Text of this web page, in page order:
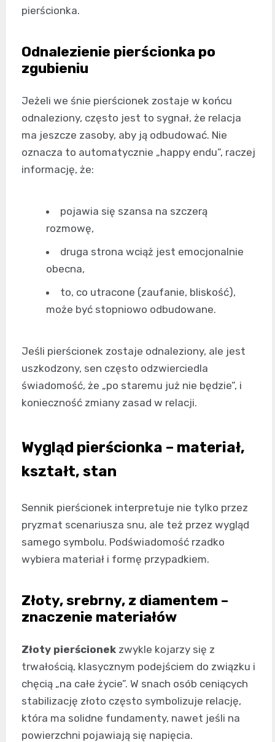
pierścionka.
Odnalezienie pierścionka po
zgubieniu
Jeżeli we śnie pierścionek zostaje w końcu
odnaleziony, często jest to sygnał, że relacja
ma jeszcze zasoby, aby ją odbudować. Nie
oznacza to automatycznie „happy endu”, raczej
informację, że:
pojawia się szansa na szczerą
rozmowę,
druga strona wciąż jest emocjonalnie
obecna,
to, co utracone (zaufanie, bliskość),
może być stopniowo odbudowane.
Jeśli pierścionek zostaje odnaleziony, ale jest
uszkodzony, sen często odzwierciedla
świadomość, że „po staremu już nie będzie”, i
konieczność zmiany zasad w relacji.
Wygląd pierścionka – materiał,
kształt, stan
Sennik pierścionek interpretuje nie tylko przez
pryzmat scenariusza snu, ale też przez wygląd
samego symbolu. Podświadomość rzadko
wybiera materiał i formę przypadkiem.
Złoty, srebrny, z diamentem –
znaczenie materiałów
Złoty pierścionek zwykle kojarzy się z
trwałością, klasycznym podejściem do związku i
chęcią „na całe życie”. W snach osób ceniących
stabilizację złoto często symbolizuje relację,
która ma solidne fundamenty, nawet jeśli na
powierzchni pojawiają się napięcia.